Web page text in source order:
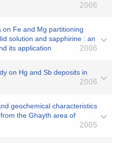
2006
on Fe and Mg partitioning
solution and sapphirine : an
its application
2006
on Hg and Sb deposits in
2006
geochemical characteristics
the Ghayth area of
2005